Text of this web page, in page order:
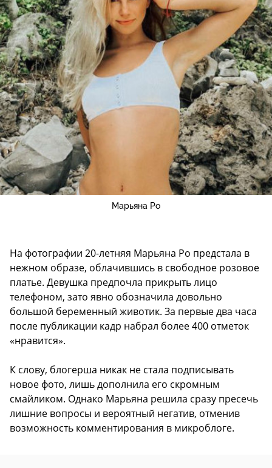
Марьяна Ро
На фотографии 20-летняя Марьяна Ро предстала в
нежном образе, облачившись в свободное розовое
платье. Девушка предпочла прикрыть лицо
телефоном, зато явно обозначила довольно
большой беременный животик. За первые два часа
после публикации кадр набрал более 400 отметок
«нравится».
К слову, блогерша никак не стала подписывать
новое фото, лишь дополнила его скромным
смайликом. Однако Марьяна решила сразу пресечь
лишние вопросы и вероятный негатив, отменив
возможность комментирования в микроблоге.